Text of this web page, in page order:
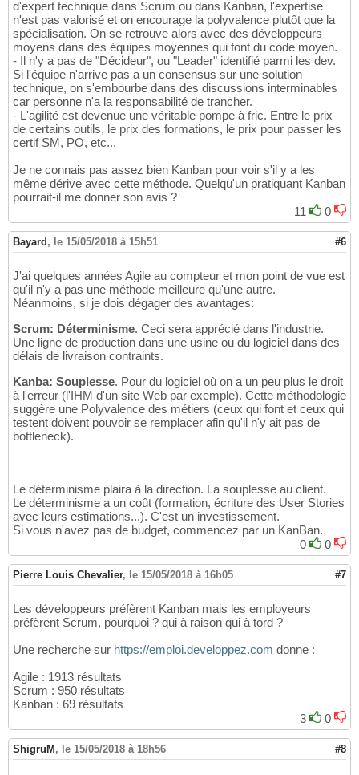
d'expert technique dans Scrum ou dans Kanban, l'expertise
n'est pas valorisé et on encourage la polyvalence plutôt que la
spécialisation. On se retrouve alors avec des développeurs
moyens dans des équipes moyennes qui font du code moyen.
- Il n'y a pas de "Décideur", ou "Leader" identifié parmi les dev.
Si l'équipe n'arrive pas a un consensus sur une solution
technique, on s'embourbe dans des discussions interminables
car personne n'a la responsabilité de trancher.
- L'agilité est devenue une véritable pompe à fric. Entre le prix
de certains outils, le prix des formations, le prix pour passer les
certif SM, PO, etc...
Je ne connais pas assez bien Kanban pour voir s'il y a les
même dérive avec cette méthode. Quelqu'un pratiquant Kanban
pourrait-il me donner son avis ?
11
0
Bayard , le 15/05/2018 à 15h51 #6
J'ai quelques années Agile au compteur et mon point de vue est
qu'il n'y a pas une méthode meilleure qu'une autre.
Néanmoins, si je dois dégager des avantages:
Scrum: Déterminisme. Ceci sera apprécié dans l'industrie.
Une ligne de production dans une usine ou du logiciel dans des
délais de livraison contraints.
Kanba: Souplesse. Pour du logiciel où on a un peu plus le droit
à l'erreur (l'IHM d'un site Web par exemple). Cette méthodologie
suggère une Polyvalence des métiers (ceux qui font et ceux qui
testent doivent pouvoir se remplacer afin qu'il n'y ait pas de
bottleneck).
Le déterminisme plaira à la direction. La souplesse au client.
Le déterminisme a un coût (formation, écriture des User Stories
avec leurs estimations...). C'est un investissement.
Si vous n'avez pas de budget, commencez par un KanBan.
0
0
Pierre Louis Chevalier, le 15/05/2018 à 16h05 #7
Les développeurs préfèrent Kanban mais les employeurs
préfèrent Scrum, pourquoi ? qui à raison qui à tord ?
Une recherche sur https://emploi.developpez.com donne :
Agile : 1913 résultats
Scrum : 950 résultats
Kanban : 69 résultats
3
0
ShigruM , le 15/05/2018 à 18h56 #8